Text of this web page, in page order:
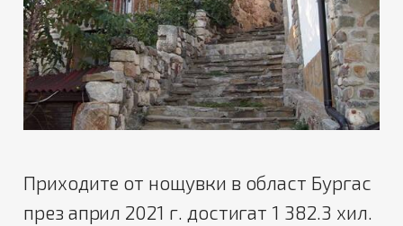
Приходите от нощувки в област Бургас
през април 2021 г. достигат 1 382.3 хил.